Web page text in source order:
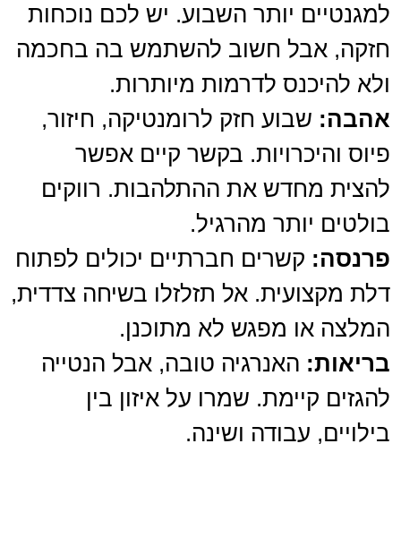
למגנטיים יותר השבוע. יש לכם נוכחות
חזקה, אבל חשוב להשתמש בה בחכמה
ולא להיכנס לדרמות מיותרות.
אהבה: שבוע חזק לרומנטיקה, חיזור,
פיוס והיכרויות. בקשר קיים אפשר
להצית מחדש את ההתלהבות. רווקים
בולטים יותר מהרגיל.
פרנסה: קשרים חברתיים יכולים לפתוח
דלת מקצועית. אל תזלזלו בשיחה צדדית,
המלצה או מפגש לא מתוכנן.
בריאות: האנרגיה טובה, אבל הנטייה
להגזים קיימת. שמרו על איזון בין
בילויים, עבודה ושינה.